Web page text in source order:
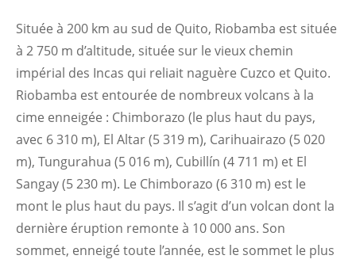
Située à 200 km au sud de Quito, Riobamba est située
à 2 750 m d’altitude, située sur le vieux chemin
impérial des Incas qui reliait naguère Cuzco et Quito.
Riobamba est entourée de nombreux volcans à la
cime enneigée : Chimborazo (le plus haut du pays,
avec 6 310 m), El Altar (5 319 m), Carihuairazo (5 020
m), Tungurahua (5 016 m), Cubillín (4 711 m) et El
Sangay (5 230 m). Le Chimborazo (6 310 m) est le
mont le plus haut du pays. Il s’agit d’un volcan dont la
dernière éruption remonte à 10 000 ans. Son
sommet, enneigé toute l’année, est le sommet le plus